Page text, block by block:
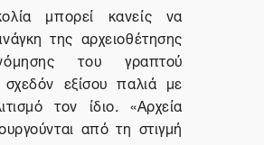
μπορεί κανείς να
της αρχειοθέτησης
του γραπτού
σχεδόν εξίσου παλιά με
τον ίδιο. «Αρχεία
από τη στιγμή